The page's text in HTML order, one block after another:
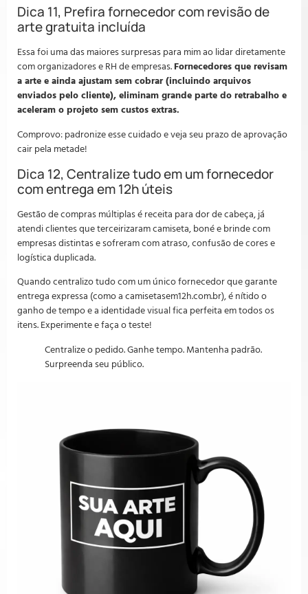
Dica 11, Prefira fornecedor com revisão de
arte gratuita incluída
Essa foi uma das maiores surpresas para mim ao lidar diretamente
com organizadores e RH de empresas. Fornecedores que revisam
a arte e ainda ajustam sem cobrar (incluindo arquivos
enviados pelo cliente), eliminam grande parte do retrabalho e
aceleram o projeto sem custos extras.
Comprovo: padronize esse cuidado e veja seu prazo de aprovação
cair pela metade!
Dica 12, Centralize tudo em um fornecedor
com entrega em 12h úteis
Gestão de compras múltiplas é receita para dor de cabeça, já
atendi clientes que terceirizaram camiseta, boné e brinde com
empresas distintas e sofreram com atraso, confusão de cores e
logística duplicada.
Quando centralizo tudo com um único fornecedor que garante
entrega expressa (como a camisetasem12h.com.br), é nítido o
ganho de tempo e a identidade visual fica perfeita em todos os
itens. Experimente e faça o teste!
Centralize o pedido. Ganhe tempo. Mantenha padrão.
Surpreenda seu público.